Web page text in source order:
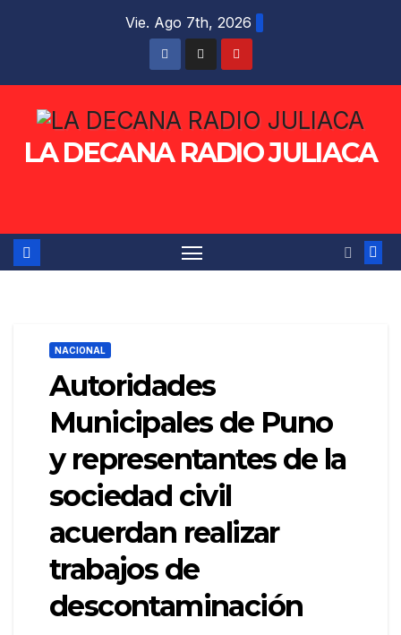
Vie. Ago 7th, 2026
LA DECANA RADIO JULIACA
NACIONAL
Autoridades
Municipales de Puno
y representantes de la
sociedad civil
acuerdan realizar
trabajos de
descontaminación